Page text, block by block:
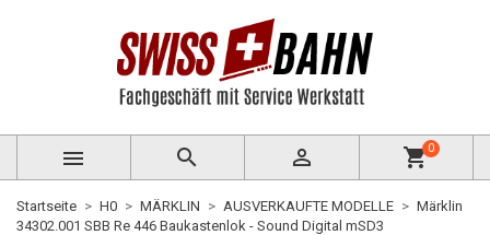
   shopping_cart0
Startseite H0 MÄRKLIN AUSVERKAUFTE MODELLE
Märklin
34302.001 SBB Re 446 Baukastenlok - Sound Digital mSD3